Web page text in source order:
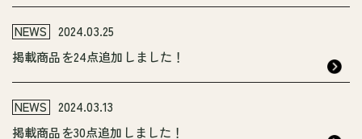
NEWS
2024.03.25
掲載商品を24点追加しました！
NEWS
2024.03.13
掲載商品を30点追加しました！